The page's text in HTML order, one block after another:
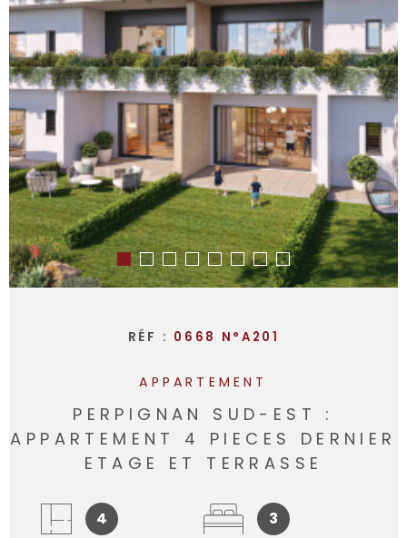
RÉF : 0668 N°A201
APPARTEMENT
PERPIGNAN SUD-EST :
APPARTEMENT 4 PIECES DERNIER
ETAGE ET TERRASSE
4 3